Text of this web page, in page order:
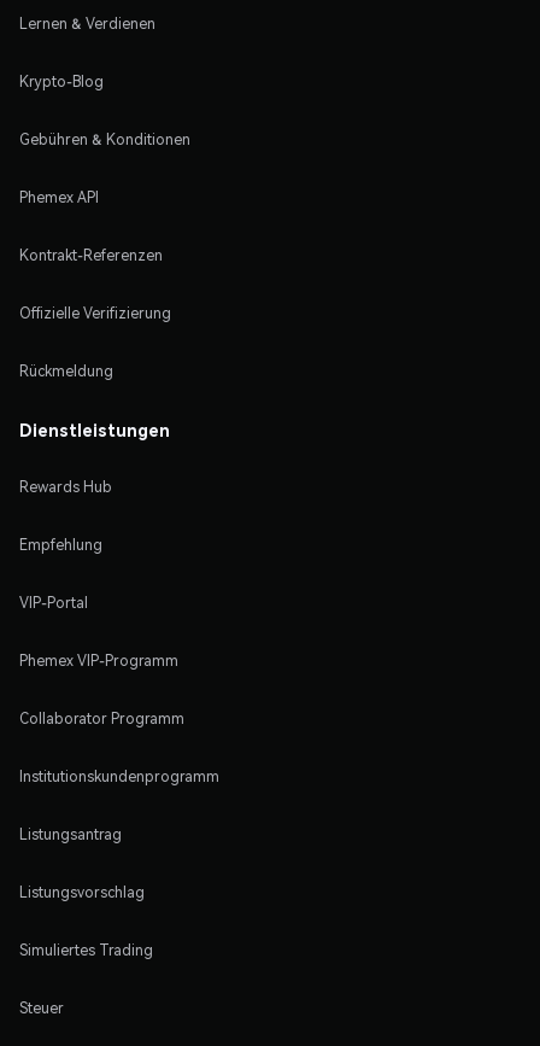
Lernen & Verdienen
Krypto-Blog
Gebühren & Konditionen
Phemex API
Kontrakt-Referenzen
Offizielle Verifizierung
Rückmeldung
Dienstleistungen
Rewards Hub
Empfehlung
VIP-Portal
Phemex VIP-Programm
Collaborator Programm
Institutionskundenprogramm
Listungsantrag
Listungsvorschlag
Simuliertes Trading
Steuer